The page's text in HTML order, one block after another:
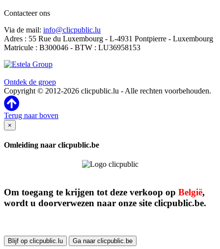
Contacteer ons
Via de mail: info@clicpublic.lu
Adres : 55 Rue du Luxembourg - L-4931 Pontpierre - Luxembourg
Matricule : B300046 - BTW : LU36958153
Ontdek de groep
Copyright © 2012-2026 clicpublic.lu - Alle rechten voorbehouden.
Terug naar boven
×
Omleiding naar clicpublic.be
Om toegang te krijgen tot deze verkoop op België,
wordt u doorverwezen naar onze site clicpublic.be.
Blijf op clicpublic.lu Ga naar clicpublic.be